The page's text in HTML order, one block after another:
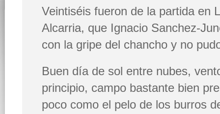
Veintiséis fueron de la partida en
Alcarria, que Ignacio Sanchez-
con la gripe del chancho y no
Buen día de sol entre nubes,
principio, campo bastante bien
poco como el pelo de los burros